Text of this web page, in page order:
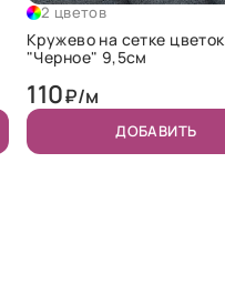
2 цветов
Кружево на сетке цветок
"Черное" 9,5см
110₽/м
ДОБАВИТЬ